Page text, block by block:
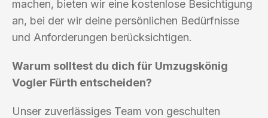
machen, bieten wir eine kostenlose Besichtigung
an, bei der wir deine persönlichen Bedürfnisse
und Anforderungen berücksichtigen.
Warum solltest du dich für Umzugskönig
Vogler Fürth entscheiden?
Unser zuverlässiges Team von geschulten